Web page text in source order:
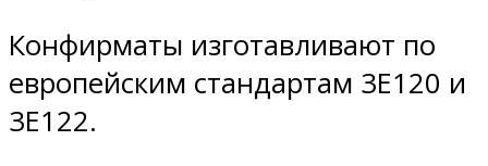
Конфирматы изготавливают по
европейским стандартам 3E120 и
3E122.